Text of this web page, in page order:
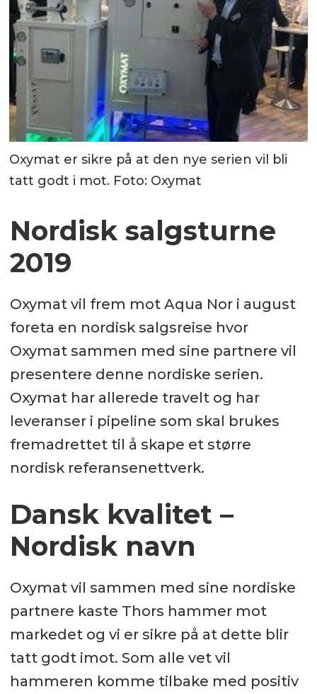
Oxymat er sikre på at den nye serien vil bli
tatt godt i mot. Foto: Oxymat
Nordisk salgsturne
2019
Oxymat vil frem mot Aqua Nor i august
foreta en nordisk salgsreise hvor
Oxymat sammen med sine partnere vil
presentere denne nordiske serien.
Oxymat har allerede travelt og har
leveranser i pipeline som skal brukes
fremadrettet til å skape et større
nordisk referansenettverk.
Dansk kvalitet –
Nordisk navn
Oxymat vil sammen med sine nordiske
partnere kaste Thors hammer mot
markedet og vi er sikre på at dette blir
tatt godt imot. Som alle vet vil
hammeren komme tilbake med positiv